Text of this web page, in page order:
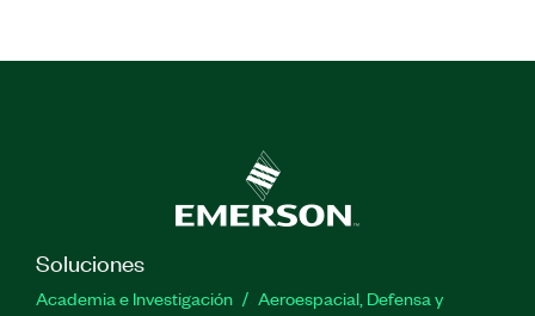
Formato: Bajo demanda, Aula, Virtual y Kit
Prerrequisitos: Curso LabVIEW Core 2 o
Este curso también está disponible en un
formato de aula privada o virtual privado
Soluciones
Academia e Investigación
Aeroespacial, Defensa y